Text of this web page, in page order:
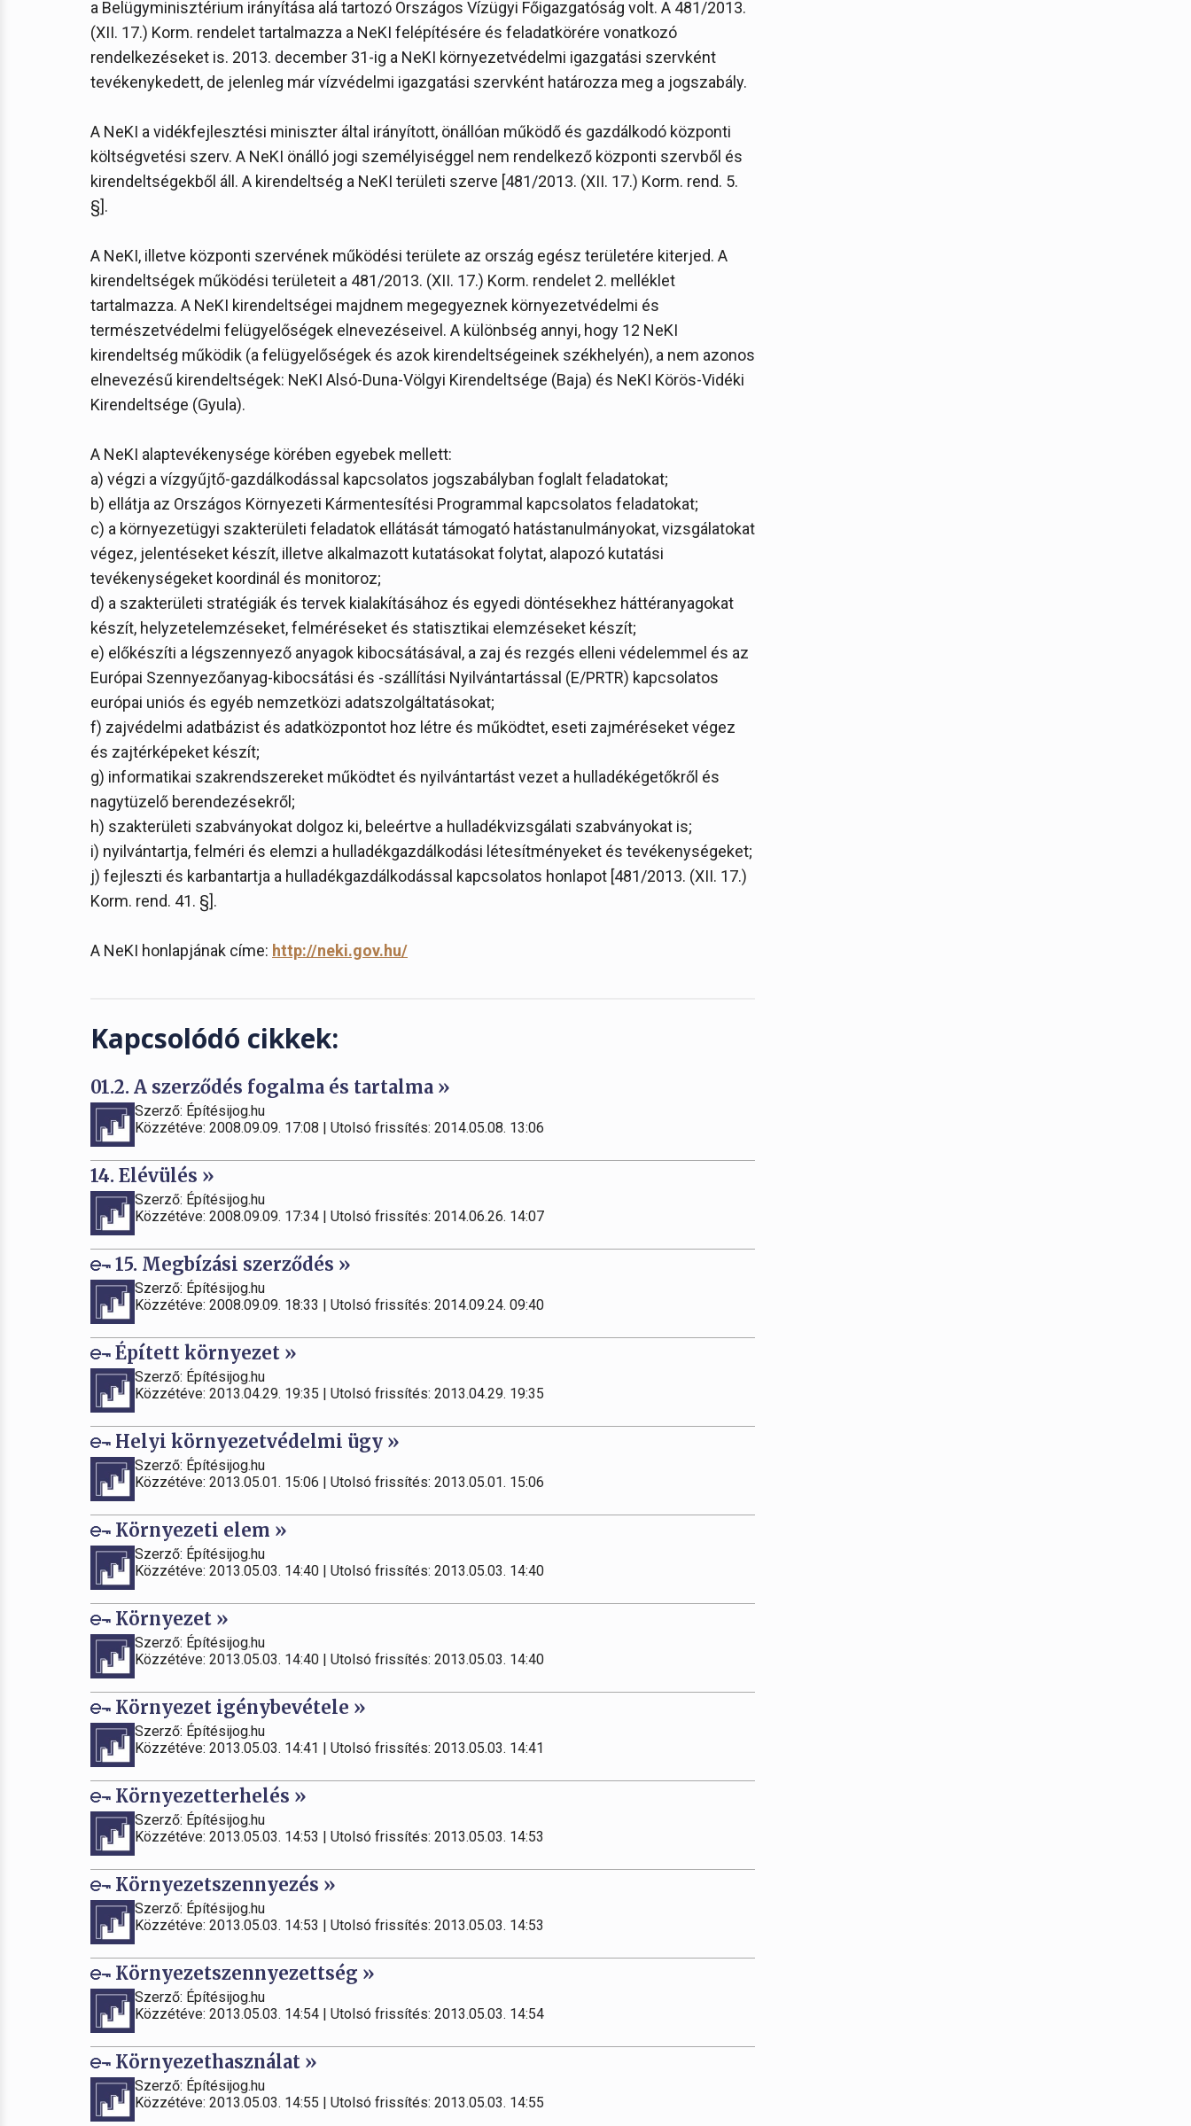
a Belügyminisztérium irányítása alá tartozó Országos Vízügyi Főigazgatóság volt. A 481/2013.
(XII. 17.) Korm. rendelet tartalmazza a NeKI felépítésére és feladatkörére vonatkozó
rendelkezéseket is. 2013. december 31-ig a NeKI környezetvédelmi igazgatási szervként
tevékenykedett, de jelenleg már vízvédelmi igazgatási szervként határozza meg a jogszabály.
A NeKI a vidékfejlesztési miniszter által irányított, önállóan működő és gazdálkodó központi
költségvetési szerv. A NeKI önálló jogi személyiséggel nem rendelkező központi szervből és
kirendeltségekből áll. A kirendeltség a NeKI területi szerve [481/2013. (XII. 17.) Korm. rend. 5.
§].
A NeKI, illetve központi szervének működési területe az ország egész területére kiterjed. A
kirendeltségek működési területeit a 481/2013. (XII. 17.) Korm. rendelet 2. melléklet
tartalmazza. A NeKI kirendeltségei majdnem megegyeznek környezetvédelmi és
természetvédelmi felügyelőségek elnevezéseivel. A különbség annyi, hogy 12 NeKI
kirendeltség működik (a felügyelőségek és azok kirendeltségeinek székhelyén), a nem azonos
elnevezésű kirendeltségek: NeKI Alsó-Duna-Völgyi Kirendeltsége (Baja) és NeKI Körös-Vidéki
Kirendeltsége (Gyula).
A NeKI alaptevékenysége körében egyebek mellett:
a) végzi a vízgyűjtő-gazdálkodással kapcsolatos jogszabályban foglalt feladatokat;
b) ellátja az Országos Környezeti Kármentesítési Programmal kapcsolatos feladatokat;
c) a környezetügyi szakterületi feladatok ellátását támogató hatástanulmányokat, vizsgálatokat
végez, jelentéseket készít, illetve alkalmazott kutatásokat folytat, alapozó kutatási
tevékenységeket koordinál és monitoroz;
d) a szakterületi stratégiák és tervek kialakításához és egyedi döntésekhez háttéranyagokat
készít, helyzetelemzéseket, felméréseket és statisztikai elemzéseket készít;
e) előkészíti a légszennyező anyagok kibocsátásával, a zaj és rezgés elleni védelemmel és az
Európai Szennyezőanyag-kibocsátási és -szállítási Nyilvántartással (E/PRTR) kapcsolatos
európai uniós és egyéb nemzetközi adatszolgáltatásokat;
f) zajvédelmi adatbázist és adatközpontot hoz létre és működtet, eseti zajméréseket végez
és zajtérképeket készít;
g) informatikai szakrendszereket működtet és nyilvántartást vezet a hulladékégetőkről és
nagytüzelő berendezésekről;
h) szakterületi szabványokat dolgoz ki, beleértve a hulladékvizsgálati szabványokat is;
i) nyilvántartja, felméri és elemzi a hulladékgazdálkodási létesítményeket és tevékenységeket;
j) fejleszti és karbantartja a hulladékgazdálkodással kapcsolatos honlapot [481/2013. (XII. 17.)
Korm. rend. 41. §].
A NeKI honlapjának címe: http://neki.gov.hu/
Kapcsolódó cikkek:
01.2. A szerződés fogalma és tartalma »
Szerző: Építésijog.hu
Közzétéve: 2008.09.09. 17:08 | Utolsó frissítés: 2014.05.08. 13:06
14. Elévülés »
Szerző: Építésijog.hu
Közzétéve: 2008.09.09. 17:34 | Utolsó frissítés: 2014.06.26. 14:07
15. Megbízási szerződés »
Szerző: Építésijog.hu
Közzétéve: 2008.09.09. 18:33 | Utolsó frissítés: 2014.09.24. 09:40
Épített környezet »
Szerző: Építésijog.hu
Közzétéve: 2013.04.29. 19:35 | Utolsó frissítés: 2013.04.29. 19:35
Helyi környezetvédelmi ügy »
Szerző: Építésijog.hu
Közzétéve: 2013.05.01. 15:06 | Utolsó frissítés: 2013.05.01. 15:06
Környezeti elem »
Szerző: Építésijog.hu
Közzétéve: 2013.05.03. 14:40 | Utolsó frissítés: 2013.05.03. 14:40
Környezet »
Szerző: Építésijog.hu
Közzétéve: 2013.05.03. 14:40 | Utolsó frissítés: 2013.05.03. 14:40
Környezet igénybevétele »
Szerző: Építésijog.hu
Közzétéve: 2013.05.03. 14:41 | Utolsó frissítés: 2013.05.03. 14:41
Környezetterhelés »
Szerző: Építésijog.hu
Közzétéve: 2013.05.03. 14:53 | Utolsó frissítés: 2013.05.03. 14:53
Környezetszennyezés »
Szerző: Építésijog.hu
Közzétéve: 2013.05.03. 14:53 | Utolsó frissítés: 2013.05.03. 14:53
Környezetszennyezettség »
Szerző: Építésijog.hu
Közzétéve: 2013.05.03. 14:54 | Utolsó frissítés: 2013.05.03. 14:54
Környezethasználat »
Szerző: Építésijog.hu
Közzétéve: 2013.05.03. 14:55 | Utolsó frissítés: 2013.05.03. 14:55